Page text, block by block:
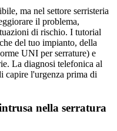
ma nel settore serristeria
il problema,
di rischio. I tutorial
del tuo impianto, della
UNI per serrature) e
La diagnosi telefonica al
capire l'urgenza prima di
nella serratura